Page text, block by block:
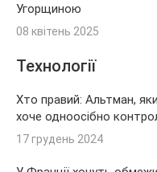
Угорщиною
08 квітень 2025
Технології
Хто правий: Альтман,
хоче одноосібно
17 грудень 2024